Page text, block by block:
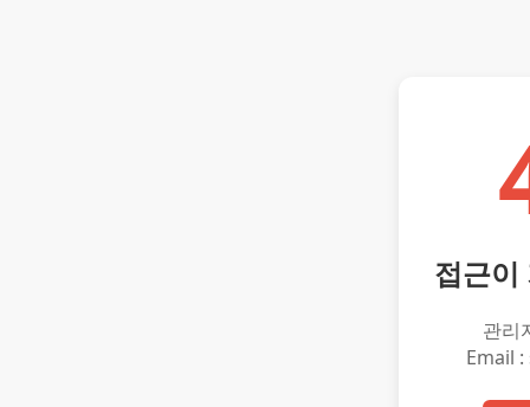
접근이
관리
Email